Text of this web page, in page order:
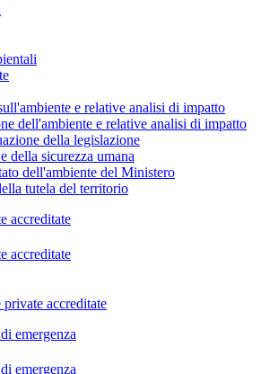
e relative analisi di impatto
dell'ambiente e relative analisi di impatto
della legislazione
della sicurezza umana
dell'ambiente del Ministero
tutela del territorio
accreditate
accreditate
private accreditate
emergenza
emergenza